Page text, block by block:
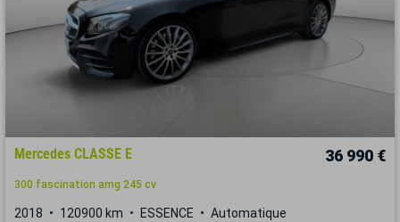
Mercedes CLASSE E 36 990 €
300 fascination amg 245 cv
2018 120900 km ESSENCE Automatique